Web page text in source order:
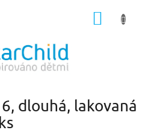
dlouhá, lakovaná